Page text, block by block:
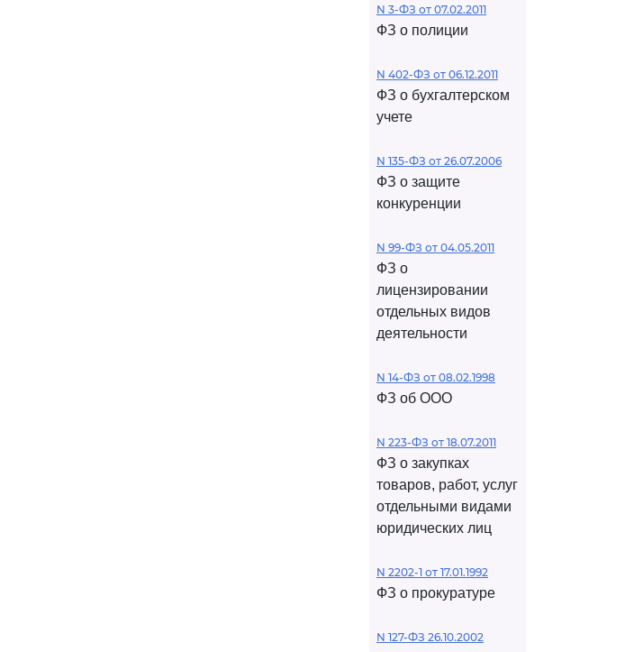
N 3-ФЗ от 07.02.2011
ФЗ о полиции
N 402-ФЗ от 06.12.2011
ФЗ о бухгалтерском
учете
N 135-ФЗ от 26.07.2006
ФЗ о защите
конкуренции
N 99-ФЗ от 04.05.2011
ФЗ о
лицензировании
отдельных видов
деятельности
N 14-ФЗ от 08.02.1998
ФЗ об ООО
N 223-ФЗ от 18.07.2011
ФЗ о закупках
товаров, работ, услуг
отдельными видами
юридических лиц
N 2202-1 от 17.01.1992
ФЗ о прокуратуре
N 127-ФЗ 26.10.2002